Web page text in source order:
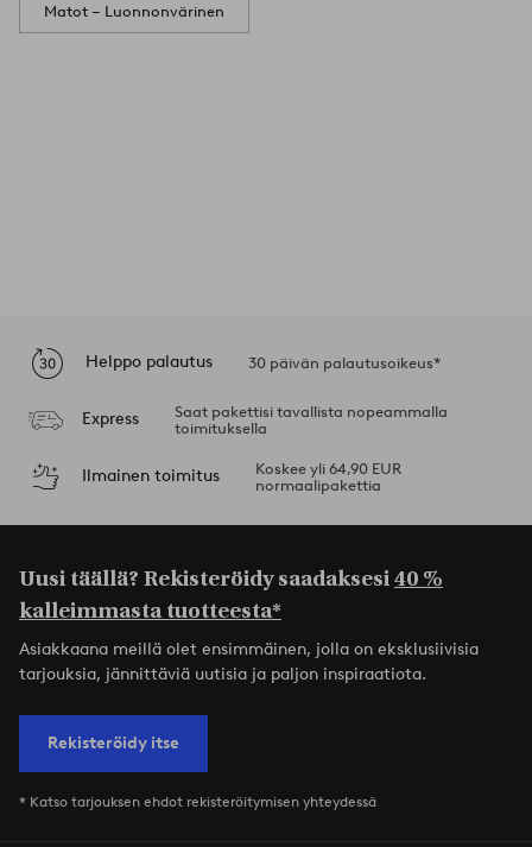
Matot – Luonnonvärinen
Helppo palautus 30 päivän palautusoikeus*
Express
Saat pakettisi tavallista nopeammalla
toimituksella
Ilmainen toimitus
Koskee yli 64,90 EUR
normaalipakettia
Uusi täällä? Rekisteröidy saadaksesi40 %
kalleimmasta tuotteesta*
Asiakkaana meillä olet ensimmäinen, jolla on eksklusiivisia
tarjouksia, jännittäviä uutisia ja paljon inspiraatiota.
Rekisteröidy itse
* Katso tarjouksen ehdot rekisteröitymisen yhteydessä